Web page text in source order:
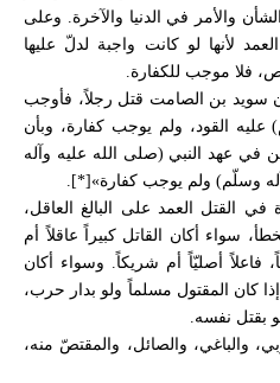
والأمر في الدنيا والآخرة. وعلى
لأنها لو كانت واجبة لدلّ عليها
فلا موجب للكفارة.
سويد بن الصامت قتل رجلاً، فأوجب
عليه القود، ولم يوجب كفارة، وبأن
في عهد النبي (صلى الله عليه وآله
وسلّم) ولم يوجب كفارة»[*].
القتل العمد على البالغ العاقل،
سواء أكان القاتل كبيراً عاقلاً أم
فاعلاً أصليّاً أم شريكاً. وسواء أكان
كان المقتول مسلماً ولو بدار حرب،
بقتل نفسه.
والباغي، والصائل، والمقتصّ منه،